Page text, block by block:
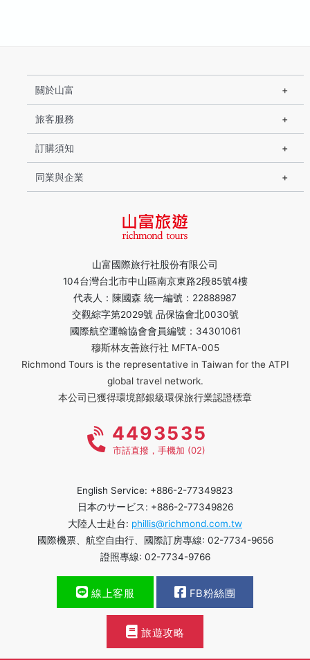
山富國際旅行社股份有限公司
104台灣台北市中山區南京東路2段85號4樓
代表人：陳國森 統一編號：22888987
交觀綜字第2029號 品保協會北0030號
國際航空運輸協會會員編號：34301061
穆斯林友善旅行社 MFTA-005
Richmond Tours is the representative in Taiwan for the ATPI
global travel network.
本公司已獲得環境部銀級環保旅行業認證標章
關於山富
旅客服務
訂購須知
同業與企業
4493535
市話直撥，手機加 (02)
English Service: +886-2-77349823
日本のサービス: +886-2-77349826
大陸人士赴台: phillis@richmond.com.tw
國際機票、航空自由行、國際訂房專線: 02-7734-9656
證照專線: 02-7734-9766
線上客服 FB粉絲團
旅遊攻略